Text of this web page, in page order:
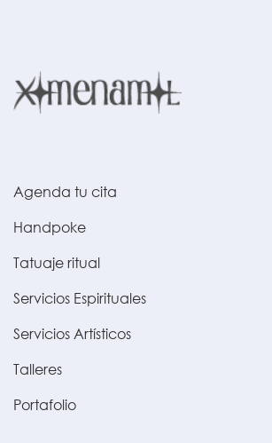
Agenda tu cita
Handpoke
Tatuaje ritual
Servicios Espirituales
Servicios Artísticos
Talleres
Portafolio